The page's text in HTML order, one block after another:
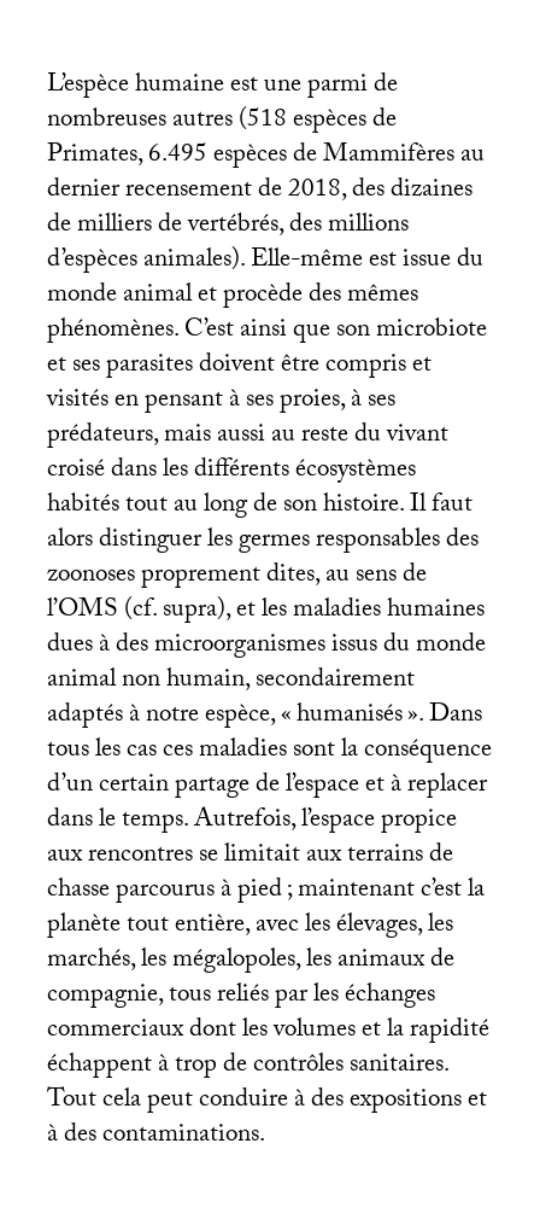
L’espèce humaine est une parmi de
nombreuses autres (518 espèces de
Primates, 6.495 espèces de Mammifères au
dernier recensement de 2018, des dizaines
de milliers de vertébrés, des millions
d’espèces animales). Elle-même est issue du
monde animal et procède des mêmes
phénomènes. C’est ainsi que son microbiote
et ses parasites doivent être compris et
visités en pensant à ses proies, à ses
prédateurs, mais aussi au reste du vivant
croisé dans les différents écosystèmes
habités tout au long de son histoire. Il faut
alors distinguer les germes responsables des
zoonoses proprement dites, au sens de
l’OMS(cf. supra), et les maladies humaines
dues à des microorganismes issus du monde
animal non humain, secondairement
adaptés à notre espèce, «humanisés». Dans
tous les cas ces maladies sont la conséquence
d’un certain partage de l’espace et à replacer
dans le temps. Autrefois, l’espace propice
aux rencontres se limitait aux terrains de
chasse parcourus à pied; maintenant c’est la
planète tout entière, avec les élevages, les
marchés, les mégalopoles, les animaux de
compagnie, tous reliés par les échanges
commerciaux dont les volumes et la rapidité
échappent à trop de contrôles sanitaires.
Tout cela peut conduire à des expositions et
à des contaminations.